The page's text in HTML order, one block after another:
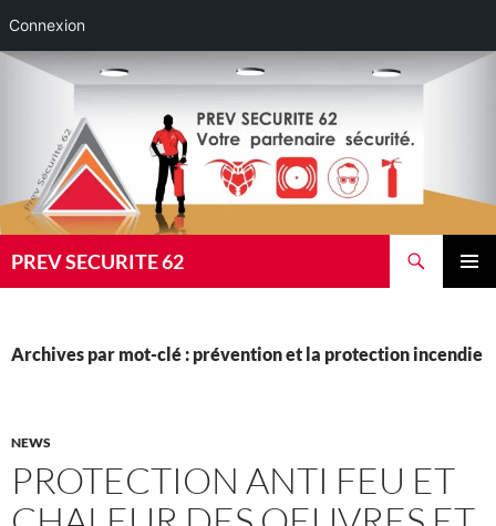
Connexion
Aller
PREV SECURITE 62
Archives par mot-clé : prévention et la protection incendie
NEWS
PROTECTION ANTI FEU ET